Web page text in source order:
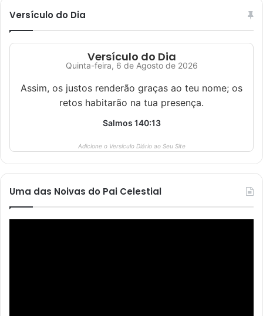
Versículo do Dia
Versículo do Dia
Quinta-feira, 6 de Agosto de 2026
Assim, os justos renderão graças ao teu nome; os
retos habitarão na tua presença.
Salmos 140:13
Adicione o Versículo Diário ao Seu Site
Uma das Noivas do Pai Celestial